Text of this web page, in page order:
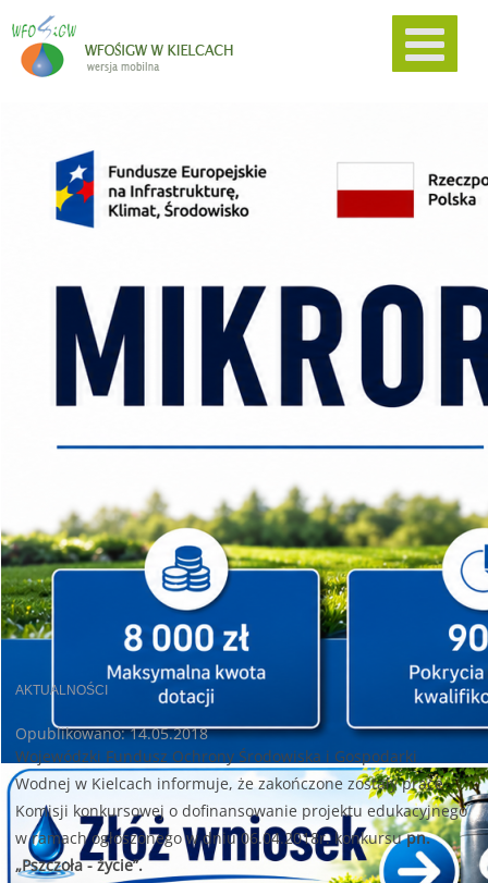
AKTUALNOŚCI
Opublikowano: 14.05.2018
Wojewódzki Fundusz Ochrony Środowiska i Gospodarki
Wodnej w Kielcach informuje, że zakończone zostały prace
Komisji konkursowej o dofinansowanie projektu edukacyjnego
w ramach ogłoszonego w dniu 06.04.2018r. konkursupn.
„Pszczoła - życie”.